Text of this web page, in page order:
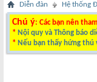
Diễn đàn Hệ thống
Chú ý: Các bạn nên
* Nội quy và Thông báo
* Nếu bạn thấy hứng thú